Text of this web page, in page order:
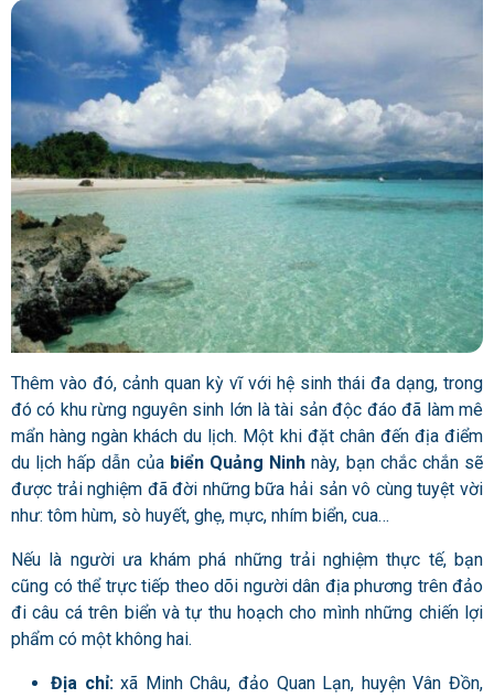
Thêm vào đó, cảnh quan kỳ vĩ với hệ sinh thái đa dạng, trong
đó có khu rừng nguyên sinh lớn là tài sản độc đáo đã làm mê
mẩn hàng ngàn khách du lịch. Một khi đặt chân đến địa điểm
du lịch hấp dẫn của biển Quảng Ninhnày, bạn chắc chắn sẽ
được trải nghiệm đã đời những bữa hải sản vô cùng tuyệt vời
như: tôm hùm, sò huyết, ghẹ, mực, nhím biển, cua…
Nếu là người ưa khám phá những trải nghiệm thực tế, bạn
cũng có thể trực tiếp theo dõi người dân địa phương trên đảo
đi câu cá trên biển và tự thu hoạch cho mình những chiến lợi
phẩm có một không hai.
Địa chỉ:xã Minh Châu, đảo Quan Lạn, huyện Vân Đồn,